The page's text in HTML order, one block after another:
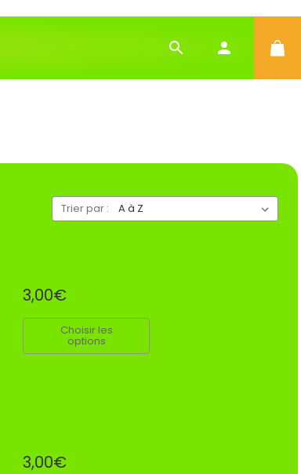
Trier par :
3,00€
Choisir les
options
3,00€